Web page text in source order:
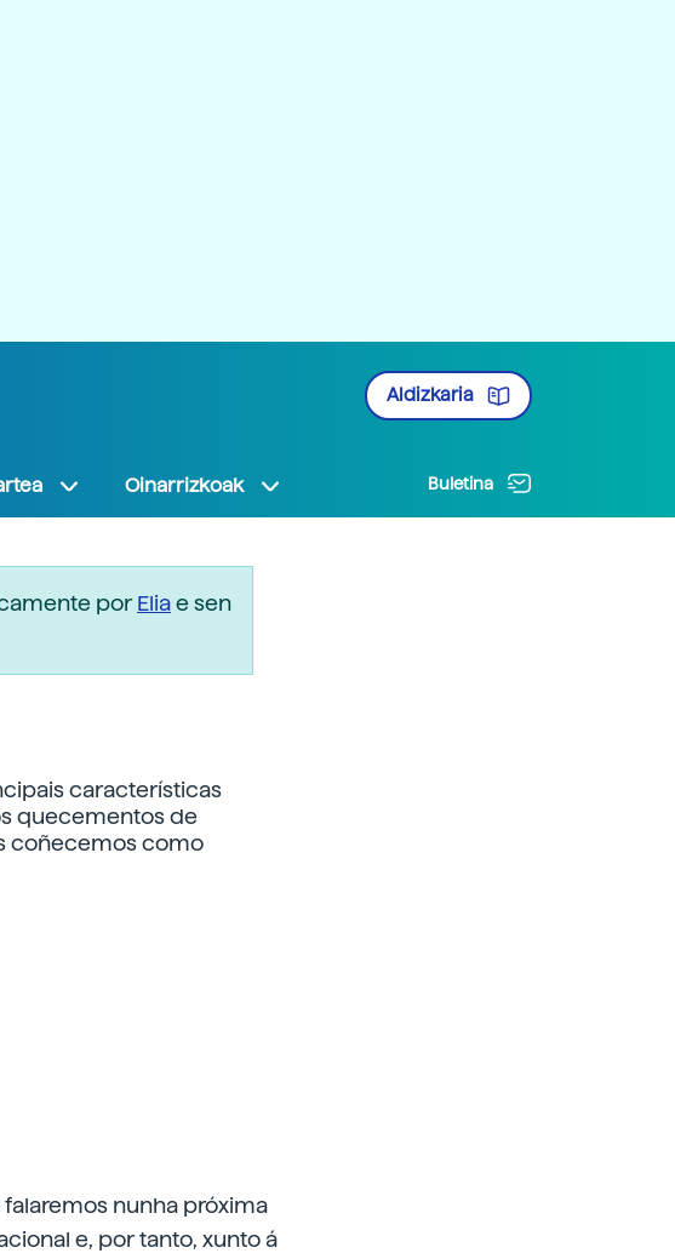
Aldizkaria
Oinarrizkoak Buletina
porEliae sen
características
quecementos de
coñecemos como
nunha próxima
e, por tanto, xunto á